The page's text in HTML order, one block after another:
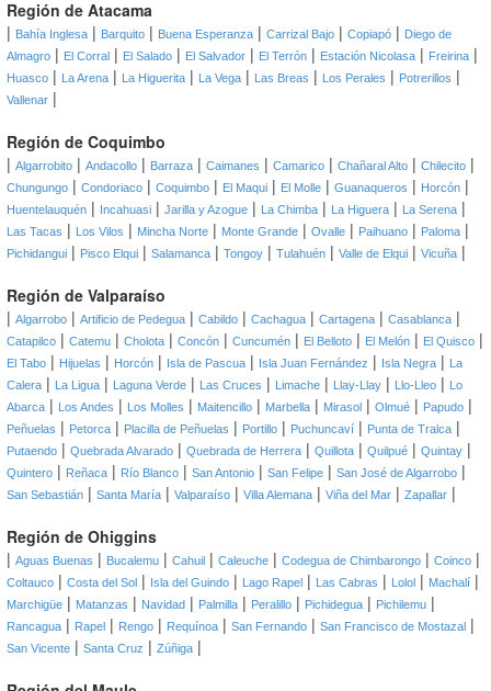
Región de Atacama
| Bahía Inglesa | Barquito | Buena Esperanza | Carrizal Bajo | Copiapó | Diego de
Almagro | El Corral | El Salado | El Salvador | El Terrón | Estación Nicolasa | Freirina |
Huasco | La Arena | La Higuerita | La Vega | Las Breas | Los Perales | Potrerillos |
Vallenar |
Región de Coquimbo
| Algarrobito | Andacollo | Barraza | Caimanes | Camarico | Chañaral Alto | Chilecito |
Chungungo | Condoriaco | Coquimbo | El Maqui | El Molle | Guanaqueros | Horcón |
Huentelauquén | Incahuasi | Jarilla y Azogue | La Chimba | La Higuera | La Serena |
Las Tacas | Los Vilos | Mincha Norte | Monte Grande | Ovalle | Paihuano | Paloma |
Pichidangui | Pisco Elqui | Salamanca | Tongoy | Tulahuén | Valle de Elqui | Vicuña |
Región de Valparaíso
| Algarrobo | Artificio de Pedegua | Cabildo | Cachagua | Cartagena | Casablanca |
Catapilco | Catemu | Cholota | Concón | Cuncumén | El Belloto | El Melón | El Quisco |
El Tabo | Hijuelas | Horcón | Isla de Pascua | Isla Juan Fernández | Isla Negra |
La
Calera | La Ligua | Laguna Verde | Las Cruces | Limache | Llay-Llay | Llo-Lleo |
Lo
Abarca | Los Andes | Los Molles | Maitencillo | Marbella | Mirasol | Olmué | Papudo |
Peñuelas | Petorca | Placilla de Peñuelas | Portillo | Puchuncaví | Punta de Tralca |
Putaendo | Quebrada Alvarado | Quebrada de Herrera | Quillota | Quilpué | Quintay |
Quintero | Reñaca | Río Blanco | San Antonio | San Felipe | San José de Algarrobo |
San Sebastián | Santa María | Valparaíso | Villa Alemana | Viña del Mar | Zapallar |
Región de Ohiggins
| Aguas Buenas | Bucalemu | Cahuil | Caleuche | Codegua de Chimbarongo | Coinco |
Coltauco | Costa del Sol | Isla del Guindo | Lago Rapel | Las Cabras | Lolol | Machalí |
Marchigüe | Matanzas | Navidad | Palmilla | Peralillo | Pichidegua | Pichilemu |
Rancagua | Rapel | Rengo | Requínoa | San Fernando | San Francisco de Mostazal |
San Vicente | Santa Cruz | Zúñiga |